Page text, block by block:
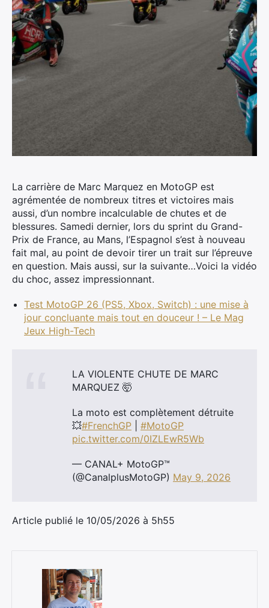
La carrière de Marc Marquez en MotoGP est
agrémentée de nombreux titres et victoires mais
aussi, d’un nombre incalculable de chutes et de
blessures. Samedi dernier, lors du sprint du Grand-
Prix de France, au Mans, l’Espagnol s’est à nouveau
fait mal, au point de devoir tirer un trait sur l’épreuve
en question. Mais aussi, sur la suivante…Voici la vidéo
du choc, assez impressionnant.
Test MotoGP 26 (PS5, Xbox, Switch) : une mise à
jour concluante mais tout en douceur ! – Le Mag
Jeux High-Tech
LA VIOLENTE CHUTE DE MARC
MARQUEZ 🤯
La moto est complètement détruite
💥#FrenchGP
#MotoGP
pic.twitter.com/0IZLEwR5Wb
— CANAL+ MotoGP™
(@CanalplusMotoGP) May 9, 2026
Article publié le 10/05/2026 à 5h55